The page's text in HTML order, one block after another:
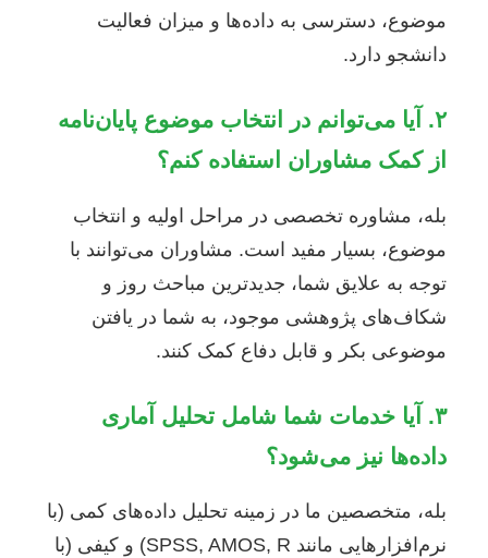
موضوع، دسترسی به داده‌ها و میزان فعالیت
دانشجو دارد.
۲. آیا می‌توانم در انتخاب موضوع پایان‌نامه
از کمک مشاوران استفاده کنم؟
بله، مشاوره تخصصی در مراحل اولیه و انتخاب
موضوع، بسیار مفید است. مشاوران می‌توانند با
توجه به علایق شما، جدیدترین مباحث روز و
شکاف‌های پژوهشی موجود، به شما در یافتن
موضوعی بکر و قابل دفاع کمک کنند.
۳. آیا خدمات شما شامل تحلیل آماری
داده‌ها نیز می‌شود؟
بله، متخصصین ما در زمینه تحلیل داده‌های کمی (با
نرم‌افزارهایی مانند SPSS, AMOS, R) و کیفی (با